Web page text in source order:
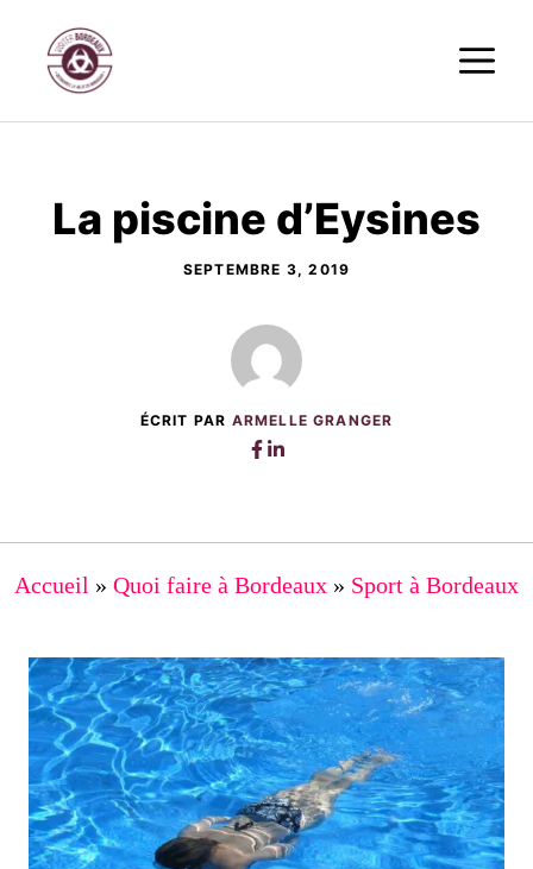
contenu
La piscine d’Eysines
SEPTEMBRE 3, 2019
ÉCRIT PAR ARMELLE GRANGER
Accueil » Quoi faire à Bordeaux » Sport à Bordeaux